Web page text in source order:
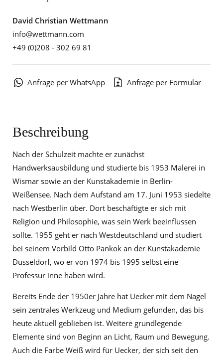
David Christian Wettmann
info@wettmann.com
+49 (0)208 - 302 69 81
Anfrage per WhatsApp Anfrage per Formular
Beschreibung
Nach der Schulzeit machte er zunächst
Handwerksausbildung und studierte bis 1953 Malerei in
Wismar sowie an der Kunstakademie in Berlin-
Weißensee. Nach dem Aufstand am 17. Juni 1953 siedelte
nach Westberlin über. Dort beschäftigte er sich mit
Religion und Philosophie, was sein Werk beeinflussen
sollte. 1955 geht er nach Westdeutschland und studiert
bei seinem Vorbild Otto Pankok an der Kunstakademie
Düsseldorf, wo er von 1974 bis 1995 selbst eine
Professur inne haben wird.
Bereits Ende der 1950er Jahre hat Uecker mit dem Nagel
sein zentrales Werkzeug und Medium gefunden, das bis
heute aktuell geblieben ist. Weitere grundlegende
Elemente sind von Beginn an Licht, Raum und Bewegung.
Auch die Farbe Weiß wird für Uecker, der sich seit den